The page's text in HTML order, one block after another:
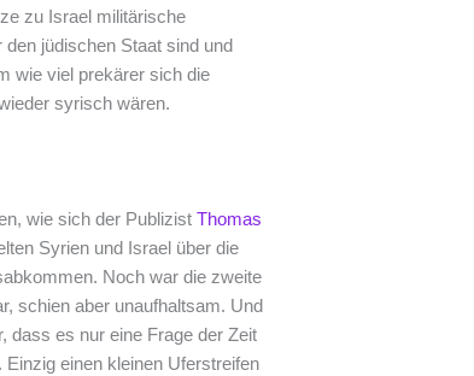
zu Israel militärische
jüdischen Staat sind und
wie viel prekärer sich die
syrisch wären.
wie sich der PublizistThomas
Syrien und Israel über die
Noch war die zweite
schien aber unaufhaltsam. Und
dass es nur eine Frage der Zeit
einen kleinen Uferstreifen